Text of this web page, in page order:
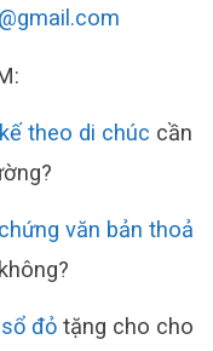
theo di chúc cần
văn bản thoả
đỏ tặng cho cho